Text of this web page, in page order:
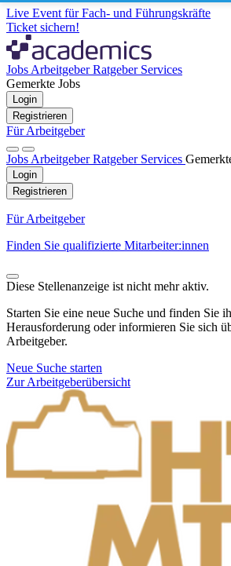
Live Event für Fach- und Führungskräfte
Ticket sichern!
Jobs ArbeitgeberRatgeber Services
Gemerkte Jobs
Login
Registrieren
Für Arbeitgeber
Jobs ArbeitgeberRatgeber Services
Login
Registrieren
Für Arbeitgeber
Finden Sie qualifizierte Mitarbeiter:innen
Diese Stellenanzeige ist nicht mehr aktiv.
Starten Sie eine neue Suche und finden Sie
Herausforderung oder informieren Sie sich
Arbeitgeber.
Neue Suche starten
Zur Arbeitgeberübersicht